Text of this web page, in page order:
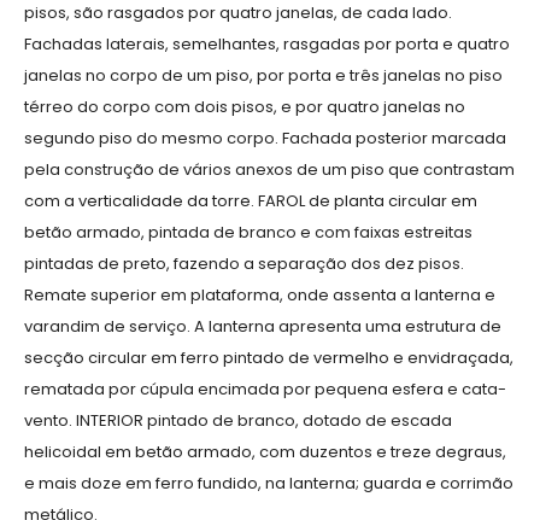
pisos, são rasgados por quatro janelas, de cada lado.
Fachadas laterais, semelhantes, rasgadas por porta e quatro
janelas no corpo de um piso, por porta e três janelas no piso
térreo do corpo com dois pisos, e por quatro janelas no
segundo piso do mesmo corpo. Fachada posterior marcada
pela construção de vários anexos de um piso que contrastam
com a verticalidade da torre. FAROL de planta circular em
betão armado, pintada de branco e com faixas estreitas
pintadas de preto, fazendo a separação dos dez pisos.
Remate superior em plataforma, onde assenta a lanterna e
varandim de serviço. A lanterna apresenta uma estrutura de
secção circular em ferro pintado de vermelho e envidraçada,
rematada por cúpula encimada por pequena esfera e cata-
vento. INTERIOR pintado de branco, dotado de escada
helicoidal em betão armado, com duzentos e treze degraus,
e mais doze em ferro fundido, na lanterna; guarda e corrimão
metálico.